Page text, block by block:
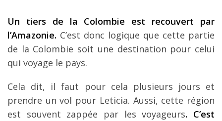
voyage !
Louer une voiture !
Mes guides voyage
Un tiers de la Colombie est recouvert par
l’Amazonie. C’est donc logique que cette partie
de la Colombie soit une destination pour celui
qui voyage le pays.
Cela dit, il faut pour cela plusieurs jours et
prendre un vol pour Leticia. Aussi, cette région
est souvent zappée par les voyageurs. C’est